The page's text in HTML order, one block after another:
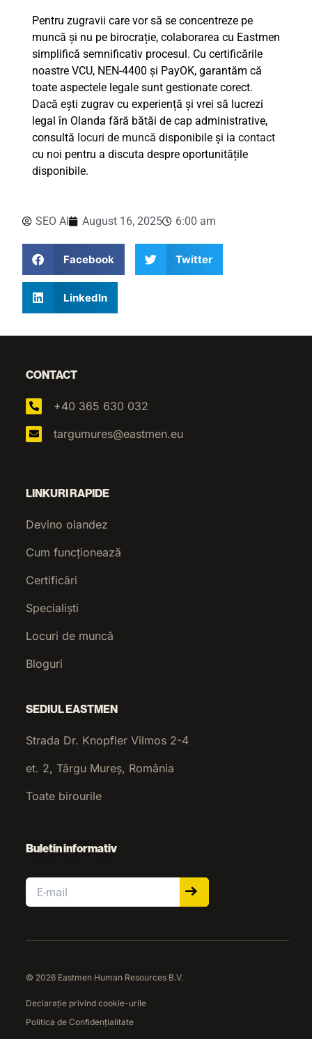
Pentru zugravii care vor să se concentreze pe
muncă și nu pe birocrație, colaborarea cu Eastmen
simplifică semnificativ procesul. Cu certificările
noastre VCU, NEN-4400 și PayOK, garantăm că
toate aspectele legale sunt gestionate corect.
Dacă ești zugrav cu experiență și vrei să lucrezi
legal în Olanda fără bătăi de cap administrative,
consultă locuri de muncă disponibile și ia contact
cu noi pentru a discuta despre oportunitățile
disponibile.
SEO AI August 16, 2025 6:00 am
Facebook Twitter
LinkedIn
CONTACT
+40 365 630 032
targumures@eastmen.eu
LINKURI RAPIDE
Devino olandez
Cum funcționează
Certificări
Specialiști
Locuri de muncă
Bloguri
SEDIUL EASTMEN
Strada Dr. Knopfler Vilmos 2-4
et. 2, Târgu Mureș, România
Toate birourile
Buletin informativ
Email
© 2026 Eastmen Human Resources B.V.
Declarație privind cookie-urile
Politica de Confidențialitate